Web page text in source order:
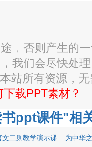
，否则产生的
我们会尽快处
站所有资源，
下载PPT素材？
ppt课件"相
二则教学演示课
为中华